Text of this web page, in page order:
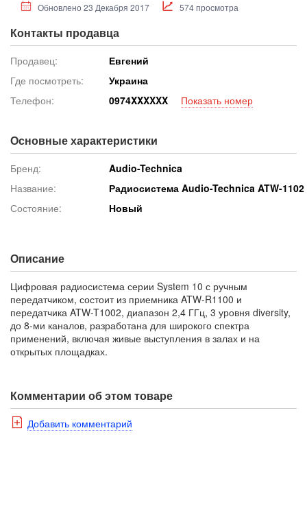
Обновлено 23 Декабря 2017 574 просмотра
Контакты продавца
Продавец:
Евгений
Где посмотреть:
Украина
Телефон:
0974XXXXXX Показать номер
Основные характеристики
Бренд:
Audio-Technica
Название:
Радиосистема Audio-Technica ATW-1102
Состояние:
Новый
Описание
Цифровая радиосистема серии System 10 с ручным
передатчиком, состоит из приемника ATW-R1100 и
передатчика ATW-T1002, диапазон 2,4 ГГц, 3 уровня diversity,
до 8-ми каналов, разработана для широкого спектра
применений, включая живые выступления в залах и на
открытых площадках.
Комментарии об этом товаре
Добавить комментарий